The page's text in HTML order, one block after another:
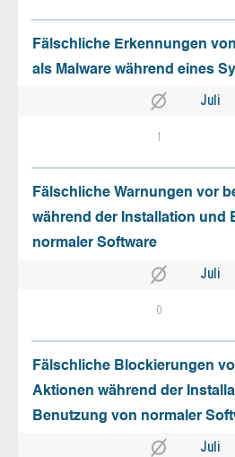
Fälschliche Erkennungen
als Malware während eines
Juli
1
Fälschliche Warnungen vor
während der Installation und
normaler Software
Juli
0
Fälschliche Blockierungen
Aktionen während der
Benutzung von normaler
Juli